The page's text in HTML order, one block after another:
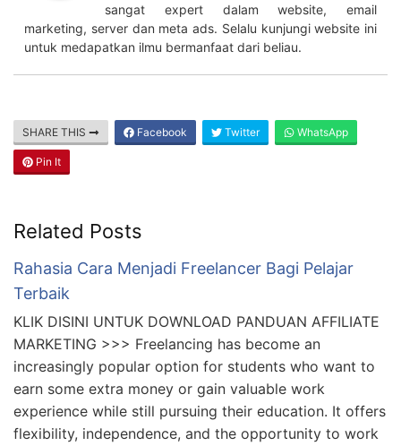
sangat expert dalam website, email
marketing, server dan meta ads. Selalu kunjungi website ini
untuk medapatkan ilmu bermanfaat dari beliau.
SHARE THIS Facebook Twitter WhatsApp
Pin It
Related Posts
Rahasia Cara Menjadi Freelancer Bagi Pelajar
Terbaik
KLIK DISINI UNTUK DOWNLOAD PANDUAN AFFILIATE
MARKETING >>> Freelancing has become an
increasingly popular option for students who want to
earn some extra money or gain valuable work
experience while still pursuing their education. It offers
flexibility, independence, and the opportunity to work